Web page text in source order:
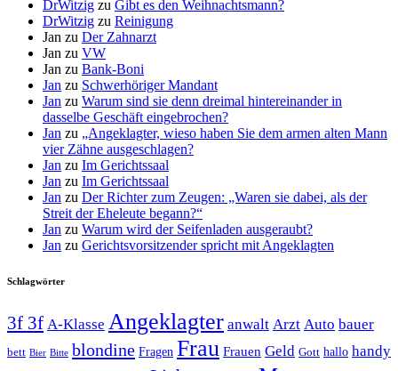
DrWitzig zu Gibt es den Weihnachtsmann?
DrWitzig zu Reinigung
Jan zu Der Zahnarzt
Jan zu VW
Jan zu Bank-Boni
Jan zu Schwerhöriger Mandant
Jan zu Warum sind sie denn dreimal hintereinander in
dasselbe Geschäft eingebrochen?
Jan zu „Angeklagter, wieso haben Sie dem armen alten Mann
vier Zähne ausgeschlagen?
Jan zu Im Gerichtssaal
Jan zu Im Gerichtssaal
Jan zu Der Richter zum Zeugen: „Waren sie dabei, als der
Streit der Eheleute begann?“
Jan zu Warum wird der Seifenladen ausgeraubt?
Jan zu Gerichtsvorsitzender spricht mit Angeklagten
Schlagwörter
3f 3f A-Klasse Angeklagter anwalt Arzt Auto bauer
bett Bier Bitte blondine Fragen Frau Frauen Geld Gott hallo handy